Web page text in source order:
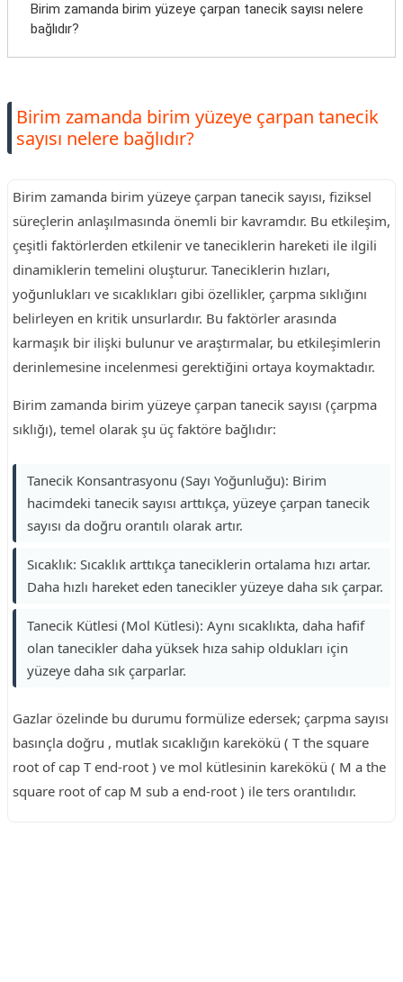
Birim zamanda birim yüzeye çarpan tanecik sayısı nelere
bağlıdır?
Birim zamanda birim yüzeye çarpan tanecik
sayısı nelere bağlıdır?
Birim zamanda birim yüzeye çarpan tanecik sayısı, fiziksel
süreçlerin anlaşılmasında önemli bir kavramdır. Bu etkileşim,
çeşitli faktörlerden etkilenir ve taneciklerin hareketi ile ilgili
dinamiklerin temelini oluşturur. Taneciklerin hızları,
yoğunlukları ve sıcaklıkları gibi özellikler, çarpma sıklığını
belirleyen en kritik unsurlardır. Bu faktörler arasında
karmaşık bir ilişki bulunur ve araştırmalar, bu etkileşimlerin
derinlemesine incelenmesi gerektiğini ortaya koymaktadır.
Birim zamanda birim yüzeye çarpan tanecik sayısı (çarpma
sıklığı), temel olarak şu üç faktöre bağlıdır:
Tanecik Konsantrasyonu (Sayı Yoğunluğu): Birim
hacimdeki tanecik sayısı arttıkça, yüzeye çarpan tanecik
sayısı da doğru orantılı olarak artır.
Sıcaklık: Sıcaklık arttıkça taneciklerin ortalama hızı artar.
Daha hızlı hareket eden tanecikler yüzeye daha sık çarpar.
Tanecik Kütlesi (Mol Kütlesi): Aynı sıcaklıkta, daha hafif
olan tanecikler daha yüksek hıza sahip oldukları için
yüzeye daha sık çarparlar.
Gazlar özelinde bu durumu formülize edersek; çarpma sayısı
basınçla doğru , mutlak sıcaklığın karekökü ( T the square
root of cap T end-root ) ve mol kütlesinin karekökü ( M a the
square root of cap M sub a end-root ) ile ters orantılıdır.